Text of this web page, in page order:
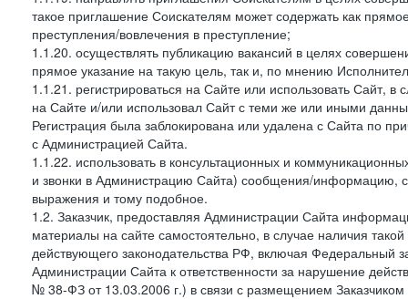
такое приглашение Соискателям может содержать как
преступления/вовлечения в преступление;
1.1.20. осуществлять публикацию вакансий в целях
прямое указание на такую цель, так и, по мнению
1.1.21. регистрироваться на Сайте или использовать Сайт,
на Сайте и/или использовал Сайт с теми же или иными
Регистрация была заблокирована или удалена с Сайта по
с Администрацией Сайта.
1.1.22. использовать в консультационных и
и звонки в Администрацию Сайта) сообщения/информацию,
выражения и тому подобное.
1.2. Заказчик, предоставляя Администрации Сайта
материалы на сайте самостоятельно, в случае наличия
действующего законодательства РФ, включая
Администрации Сайта к ответственности за нарушение
№ 38-ФЗ от 13.03.2006 г.) в связи с размещением